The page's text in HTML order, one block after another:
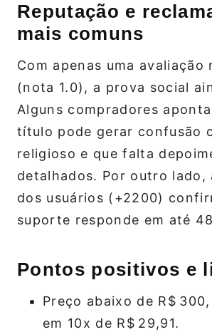
Reputação e
mais comuns
Com apenas uma avaliação
(nota 1.0), a prova social
Alguns compradores
título pode gerar confusão
religioso e que falta
detalhados. Por outro lado,
dos usuários (+2200)
suporte responde em até
Pontos positivos e
Preço abaixo de R$
em 10x de R$ 29,91.